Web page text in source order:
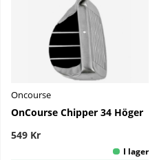
Oncourse
OnCourse Chipper 34 Höger
549 Kr